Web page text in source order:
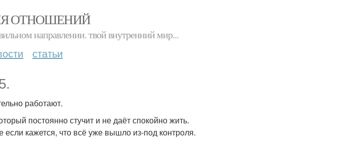
ОТНОШЕНИЙ
направлении. твой внутренний мир...
статьи
работают.
постоянно стучит и не даёт спокойно жить.
кажется, что всё уже вышло из-под контроля.